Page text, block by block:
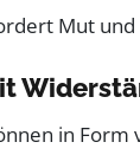
Mut
in Form